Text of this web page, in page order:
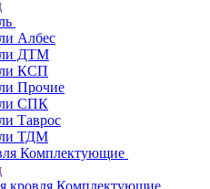
Албес
ДТМ
КСП
Прочие
СПК
Таврос
ТДМ
Комплектующие
кровля Комплектующие